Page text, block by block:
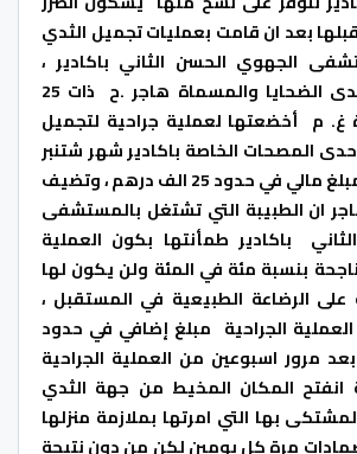
بعد ان قامت بعمليات تجميل الثدي
الجهوي الحسن الثاني باكادير ،
وتؤكد شكاية إحدى الضحايا والمسماة هاجر .ح ذات 25
غ. م أخضعتها لعملية جراحية لتجميل
المصحات الخاصة باكادير شهر شتنبر
2015 مقابل اداء مبلغ مالي في حدود 25 الف درهم ، وتضيف
ان الطبيبة التي تشتغل بالمستشفى
باكادير طمأنتها بكون العملية
بنسبة مئة في المئة ولن يكون لها
على الرضاعة الطبيعية في المستقبل ،
الجراحية مبلغ إضافي في حدود
مرور اسبوعين من العملية الجراحية
المكان المخيط من جهة الثدي
بها التي امرتها بملازمة منزلها
مرة كل يومين لكن من دون نتيجة